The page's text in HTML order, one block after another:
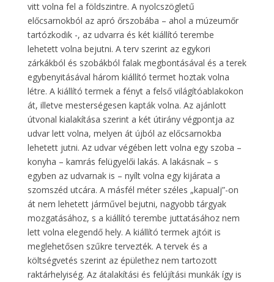
vitt volna fel a földszintre. A nyolcszögletű
előcsarnokból az apró őrszobába – ahol a múzeumőr
tartózkodik -, az udvarra és két kiállító terembe
lehetett volna bejutni. A terv szerint az egykori
zárkákból és szobákból falak megbontásával és a terek
egybenyitásával három kiállító termet hoztak volna
létre. A kiállító termek a fényt a felső világítóablakokon
át, illetve mesterségesen kapták volna. Az ajánlott
útvonal kialakítása szerint a két útirány végpontja az
udvar lett volna, melyen át újból az előcsarnokba
lehetett jutni. Az udvar végében lett volna egy szoba –
konyha – kamrás felügyelői lakás. A lakásnak – s
egyben az udvarnak is – nyílt volna egy kijárata a
szomszéd utcára. A másfél méter széles „kapualj”-on
át nem lehetett járművel bejutni, nagyobb tárgyak
mozgatásához, s a kiállító terembe juttatásához nem
lett volna elegendő hely. A kiállító termek ajtóit is
meglehetősen szűkre tervezték. A tervek és a
költségvetés szerint az épülethez nem tartozott
raktárhelyiség. Az átalakítási és felújítási munkák így is